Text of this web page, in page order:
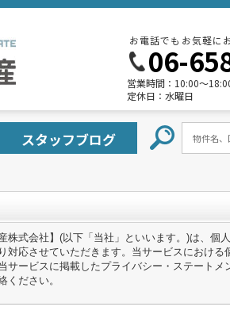
お電話でもお気軽に
06-
営業時間： 10:00～
定休日： 水曜日
スタッフブログ
株式会社】(以下「当社」といいます。)は、
対応させていただきます。当サービスにおけ
サービスに掲載したプライバシー・ステート
ください。